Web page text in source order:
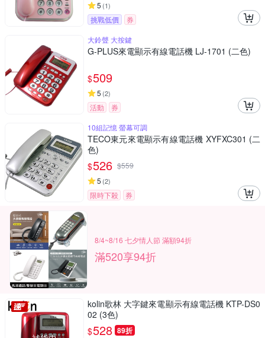
5 (1)
挑戰低價
券
大鈴聲 大按鍵
G-PLUS來電顯示有線電話機 LJ-1701 (二色)
$509
5 (2)
活動
券
10組記憶 螢幕可調
TECO東元來電顯示有線電話機 XYFXC301 (二
色)
$526 $559
5 (2)
限時下殺 券
8/4~8/16 七夕情人節 滿額94折
滿520享94折
kolin歌林 大字鍵來電顯示有線電話機 KTP-DS0
02 (3色)
$528 89折